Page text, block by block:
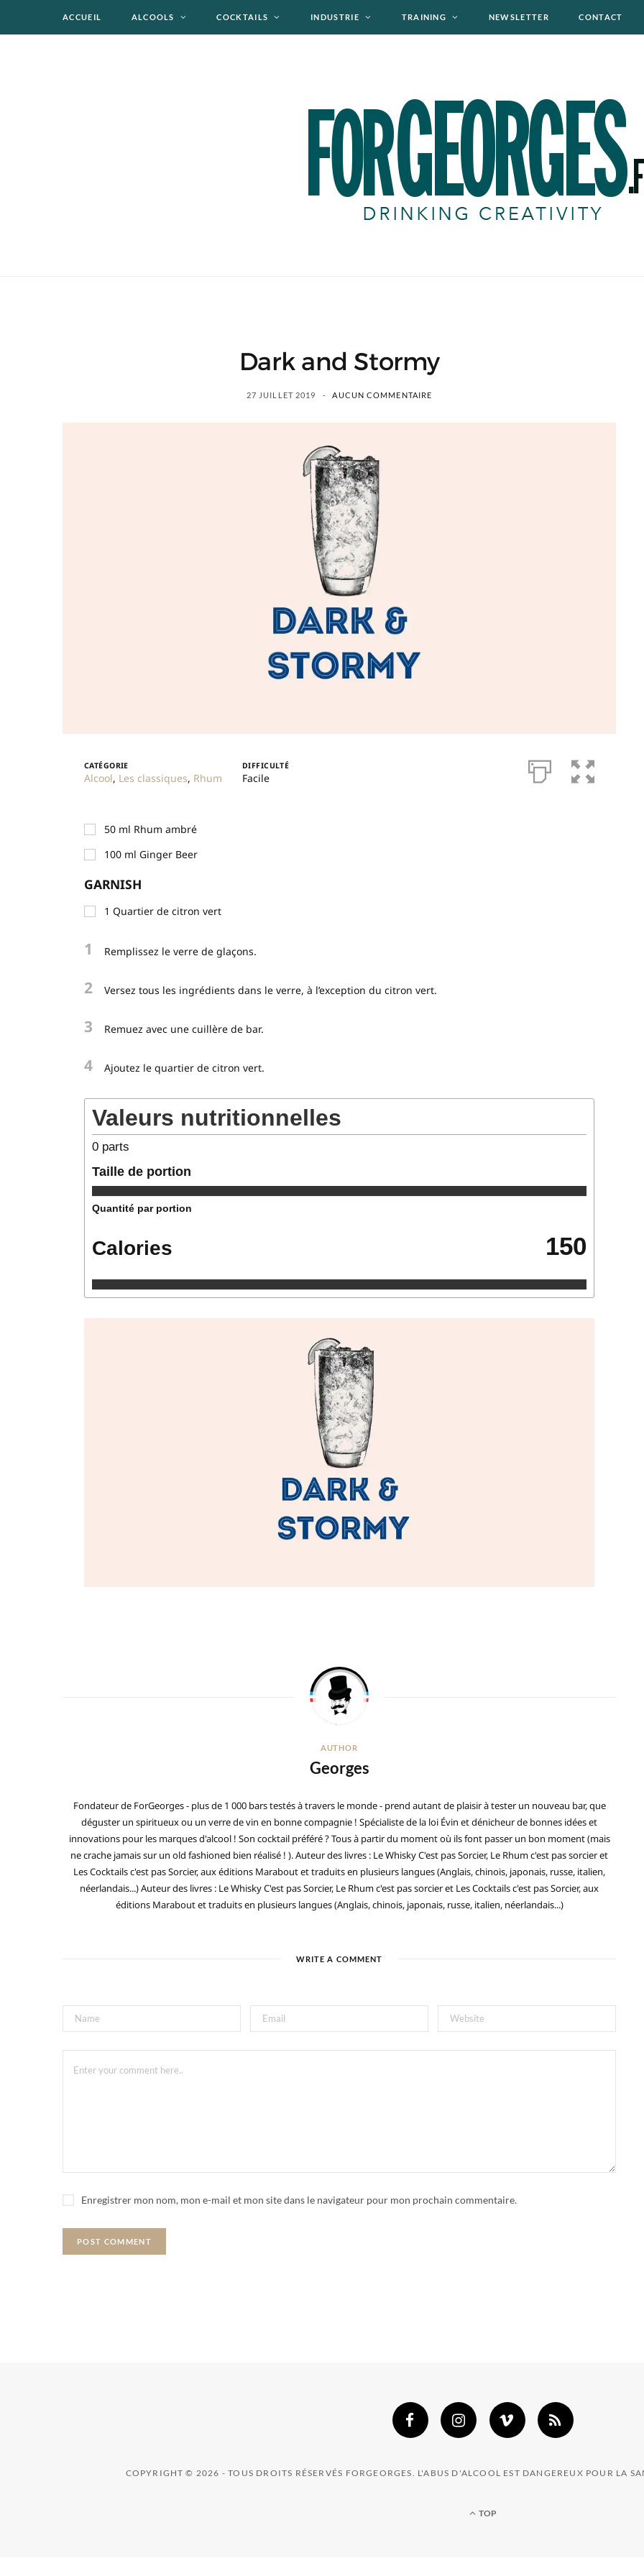
ACCUEIL ALCOOLS COCKTAILS INDUSTRIE TRAINING NEWSLETTER CONTACT
Dark and Stormy
27 JUILLET 2019 AUCUN COMMENTAIRE
CATÉGORIE
Alcool, Les classiques, Rhum
DIFFICULTÉ
Facile
50 ml Rhum ambré
100 ml Ginger Beer
GARNISH
1 Quartier de citron vert
1 Remplissez le verre de glaçons.
2 Versez tous les ingrédients dans le verre, à l’exception du citron vert.
3 Remuez avec une cuillère de bar.
4 Ajoutez le quartier de citron vert.
Valeurs nutritionnelles
0parts
Taille de portion
Quantité par portion
Calories 150
AUTHOR
Georges
Fondateur de ForGeorges - plus de 1 000 bars testés à travers le monde - prend autant de plaisir à tester un nouveau bar, que
déguster un spiritueux ou un verre de vin en bonne compagnie ! Spécialiste de la loi Évin et dénicheur de bonnes idées et
innovations pour les marques d'alcool ! Son cocktail préféré ? Tous à partir du moment où ils font passer un bon moment (mais
ne crache jamais sur un old fashioned bien réalisé ! ). Auteur des livres : Le Whisky C'est pas Sorcier, Le Rhum c'est pas sorcier et
Les Cocktails c'est pas Sorcier, aux éditions Marabout et traduits en plusieurs langues (Anglais, chinois, japonais, russe, italien,
néerlandais...) Auteur des livres : Le Whisky C'est pas Sorcier, Le Rhum c'est pas sorcier et Les Cocktails c'est pas Sorcier, aux
éditions Marabout et traduits en plusieurs langues (Anglais, chinois, japonais, russe, italien, néerlandais...)
WRITE A COMMENT
Enregistrer mon nom, mon e-mail et mon site dans le navigateur pour mon prochain commentaire.
COPYRIGHT © 2026 - TOUS DROITS RÉSERVÉS FORGEORGES. L'ABUS D'ALCOOL EST DANGEREUX POUR LA
TOP